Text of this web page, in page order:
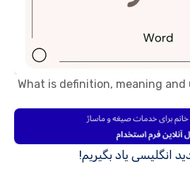
What is definition, meaning
انگلیسی یاد بگیریم!